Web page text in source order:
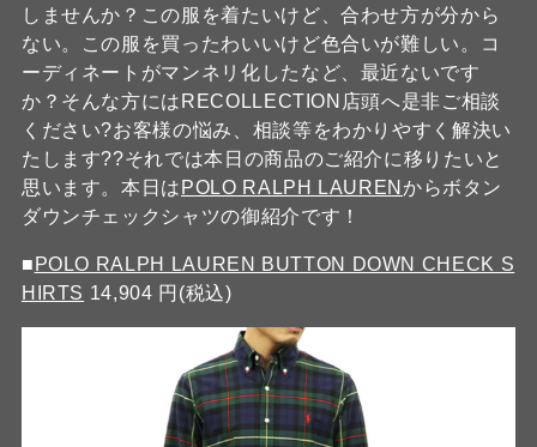
しませんか？この服を着たいけど、合わせ方が分から
ない。この服を買ったわいいけど色合いが難しい。コ
ーディネートがマンネリ化したなど、最近ないです
か？そんな方にはRECOLLECTION店頭へ是非ご相談
ください?お客様の悩み、相談等をわかりやすく解決い
たします??それでは本日の商品のご紹介に移りたいと
思います。本日は POLO RALPH LAUREN からボタン
ダウンチェックシャツの御紹介です！
■ POLO RALPH LAUREN BUTTON DOWN CHECK S
HIRTS 14,904 円(税込)